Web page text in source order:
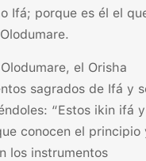
Ifá; porque es él el
el Orisha
sagrados de Ifá y
“Estos ikin ifá y
conocen el principio
los instrumentos